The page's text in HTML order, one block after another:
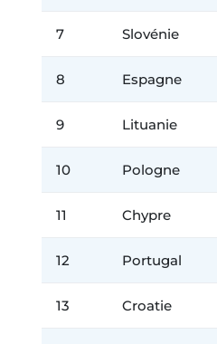
7 Slovénie
8 Espagne
9 Lituanie
10 Pologne
11 Chypre
12 Portugal
13 Croatie